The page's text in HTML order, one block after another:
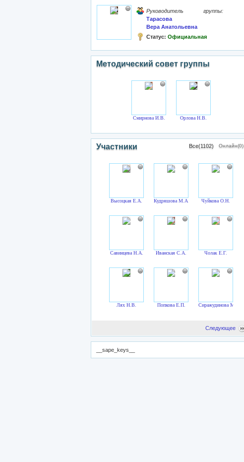
Руководитель группы:
Тарасова
Вера Анатольевна
Статус: Официальная
Методический совет группы
Смирнова И.В. Орлова Н.В.
Участники Все(1102) Онлайн(0)
Высоцкая Е.А. Кудряшова М.А. Чуйкова О.Н.
Савинцева Н.А. Иванская С.А. Чолак Е.Г.
Лях Н.В. Попкова Е.П. Сиражудинова М.М.
Следующее
__sape_keys__